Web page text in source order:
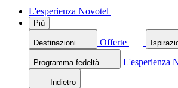
L'esperienza Novotel
Più
Destinazioni Offerte
Programma fedeltà L'esperienza
Indietro